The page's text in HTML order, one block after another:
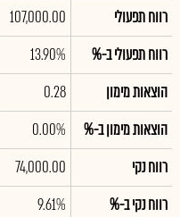
רווח תפעולי
107,000.00
רווח תפעולי ב-%
13.90%
הוצאות מימון
0.28
הוצאות מימון ב-%
0.00%
רווח נקי
74,000.00
רווח נקי ב-%
9.61%